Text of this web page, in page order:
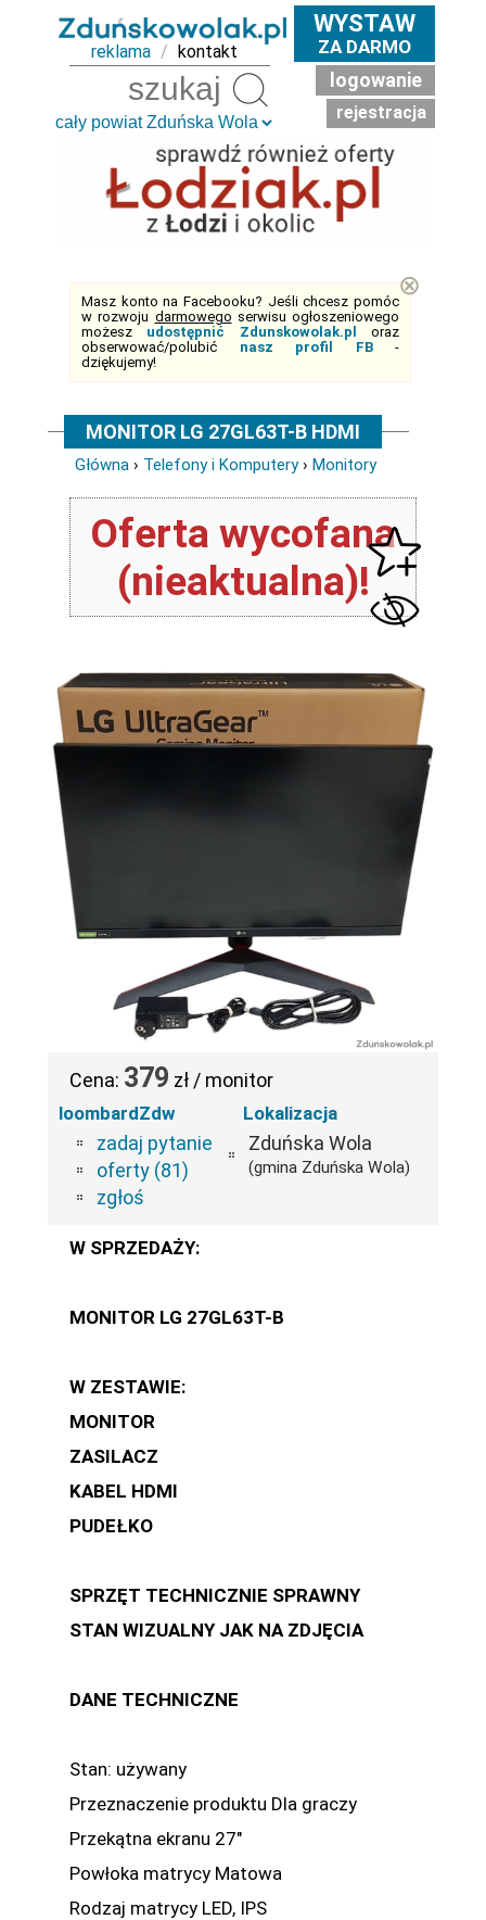
reklama / kontakt
WYSTAW
ZA DARMO
logowanie
rejestracja
Masz konto na Facebooku? Jeśli chcesz pomóc
w rozwoju darmowego serwisu ogłoszeniowego
możesz udostępnić Zdunskowolak.pl
oraz
obserwować/polubić nasz profil FB-
dziękujemy!
⊗
MONITOR LG 27GL63T-B HDMI
Główna › Telefony i Komputery› Monitory
Oferta wycofana
(nieaktualna)!
Cena: 379 zł / monitor
loombardZdw
zadaj pytanie
oferty (81)
zgłoś
Lokalizacja
Zduńska Wola
(gmina Zduńska Wola)
W SPRZEDAŻY:
MONITOR LG 27GL63T-B
W ZESTAWIE:
MONITOR
ZASILACZ
KABEL HDMI
PUDEŁKO
SPRZĘT TECHNICZNIE SPRAWNY
STAN WIZUALNY JAK NA ZDJĘCIA
DANE TECHNICZNE
Stan: używany
Przeznaczenie produktu Dla graczy
Przekątna ekranu 27"
Powłoka matrycy Matowa
Rodzaj matrycy LED, IPS